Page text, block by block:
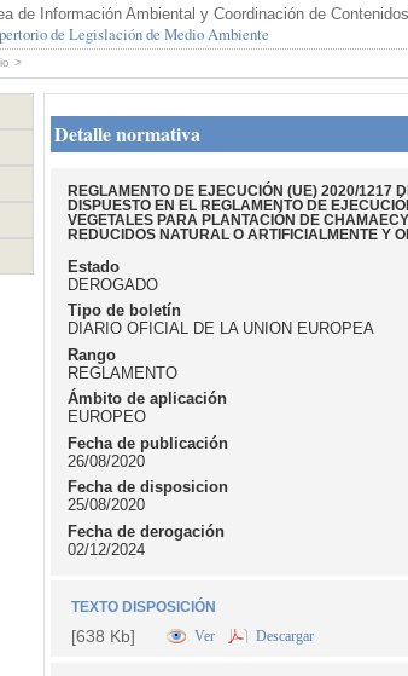
de Información Ambiental y Coordinación de
de Legislación de Medio Ambiente
>
Detalle normativa
REGLAMENTO DE EJECUCIÓN (UE) 2020/1217
DISPUESTO EN EL REGLAMENTO DE
VEGETALES PARA PLANTACIÓN DE
REDUCIDOS NATURAL O ARTIFICIALMENTE Y
Estado
DEROGADO
Tipo de boletín
DIARIO OFICIAL DE LA UNION EUROPEA
Rango
REGLAMENTO
Ámbito de aplicación
EUROPEO
Fecha de publicación
26/08/2020
Fecha de disposicion
25/08/2020
Fecha de derogación
02/12/2024
TEXTO DISPOSICIÓN
[638 Kb] Ver Descargar